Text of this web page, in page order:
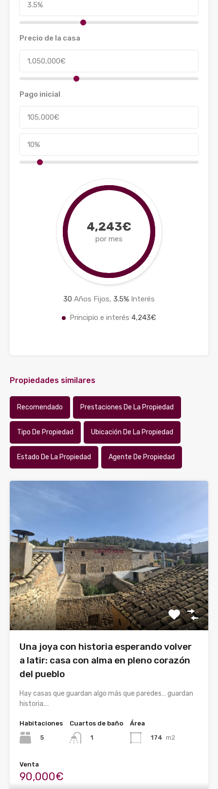
Precio de la casa
Pago inicial
4,243€
por mes
30 Años Fijos, 3.5% Interés
Principio e interés 4,243€
Propiedades similares
Recomendado Prestaciones De La Propiedad
Tipo De Propiedad Ubicación De La Propiedad
Estado De La Propiedad Agente De Propiedad
Una joya con historia esperando volver
a latir: casa con alma en pleno corazón
del pueblo
Hay casas que guardan algo más que paredes… guardan
historia.…
Habitaciones
5
Cuartos de baño
1
Área
174 m2
Venta
90,000€